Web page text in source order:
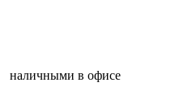
наличными в офисе